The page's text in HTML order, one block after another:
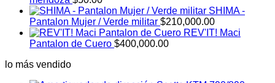
era:
SHIMA -
Pantalon Mujer / Verde militar $210,000.00
REV'IT! Maci
Pantalon de Cuero $400,000.00
lo más vendido